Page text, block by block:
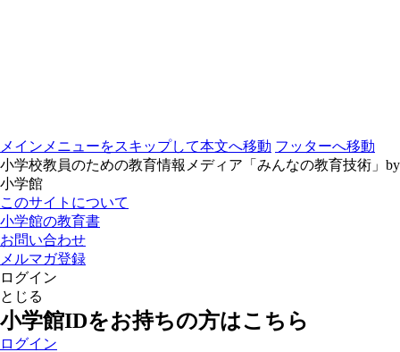
メインメニューをスキップして本文へ移動 フッターへ移動
小学校教員のための教育情報メディア「みんなの教育技術」by
小学館
このサイトについて
小学館の教育書
お問い合わせ
メルマガ登録
ログイン
とじる
小学館IDをお持ちの方はこちら
ログイン